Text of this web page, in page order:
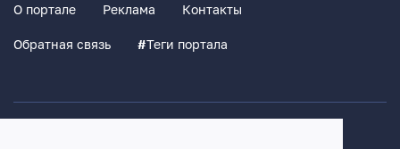
О портале Реклама Контакты
Обратная связь #Теги портала